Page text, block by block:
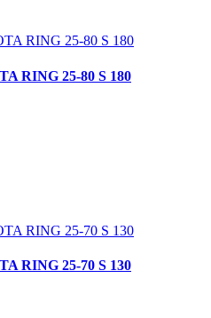
RING 25-80 S 180
RING 25-70 S 130